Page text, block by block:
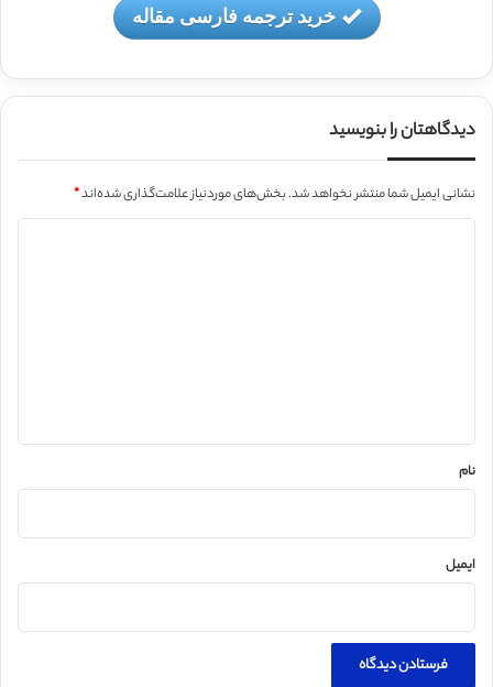
خرید ترجمه فارسی مقاله
دیدگاهتان را بنویسید
نشانی ایمیل شما منتشر نخواهد شد.بخش‌های موردنیاز علامت‌گذاری شده‌اند*
نام
ایمیل